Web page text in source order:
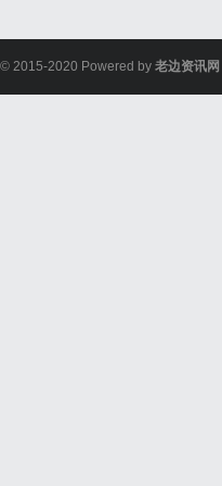
© 2015-2020 Powered by 老边资讯网